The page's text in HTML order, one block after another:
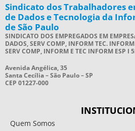
Sindicato dos Trabalhadores
de Dados e Tecnologia da
de São Paulo
SINDICATO DOS EMPREGADOS EM
DADOS, SERV COMP, INFORM TEC.
SERV COMP, INFORM E TEC INFORM ESP I
Avenida Angélica, 35
Santa Cecília – São Paulo – SP
CEP 01227-000
Quem Somos